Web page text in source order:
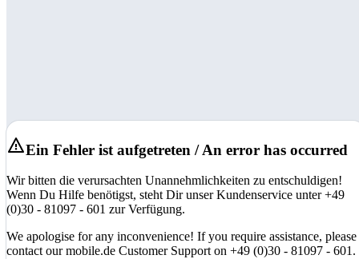
Ein Fehler ist aufgetreten / An error has occurred
Wir bitten die verursachten Unannehmlichkeiten zu entschuldigen!
Wenn Du Hilfe benötigst, steht Dir unser Kundenservice unter +49
(0)30 - 81097 - 601 zur Verfügung.
We apologise for any inconvenience! If you require assistance, please
contact our mobile.de Customer Support on +49 (0)30 - 81097 - 601.